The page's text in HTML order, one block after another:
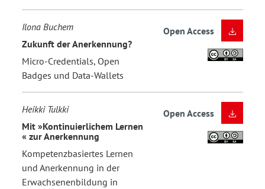
Ilona Buchem
Zukunft der Anerkennung?
Micro-Credentials, Open
Badges und Data-Wallets
Open Access
Heikki Tulkki
Mit »Kontinuierlichem Lernen
« zur Anerkennung
Kompetenzbasiertes Lernen
und Anerkennung in der
Erwachsenenbildung in
Open Access